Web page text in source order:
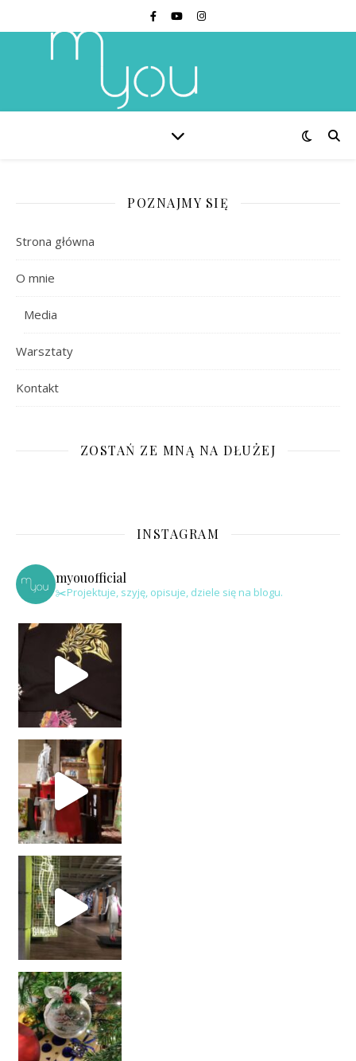
POZNAJMY SIĘ
Strona główna
O mnie
Media
Warsztaty
Kontakt
ZOSTAŃ ZE MNĄ NA DŁUŻEJ
INSTAGRAM
myouofficial
✂️Projektuje, szyję, opisuje, dziele się na blogu.